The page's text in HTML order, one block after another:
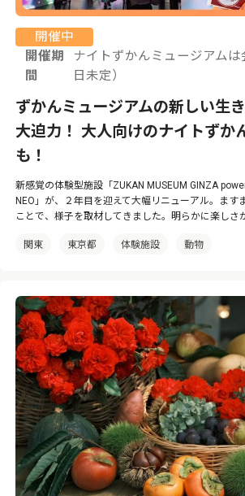
開催中
開催期
間
ナイトずかんミュージアム
日未定）
ずかんミュージアムの新しい生
大迫力！ 大人向けのナイトずか
も！
新感覚の体験型施設「ZUKAN MUSEUM GINZA
NEO」が、２年目を迎えて大幅リニューアル。ます
ことで、様子を取材してきました。明らかに楽しさ
関東 東京都 体験施設 動物